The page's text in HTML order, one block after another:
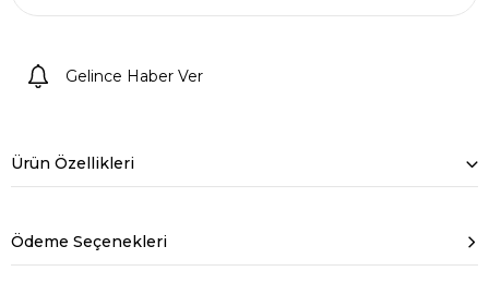
Gelince Haber Ver
Ürün Özellikleri
Ödeme Seçenekleri